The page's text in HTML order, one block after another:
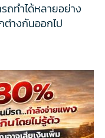
ถทำได้หลายอย่าง
ต่างกันออกไป